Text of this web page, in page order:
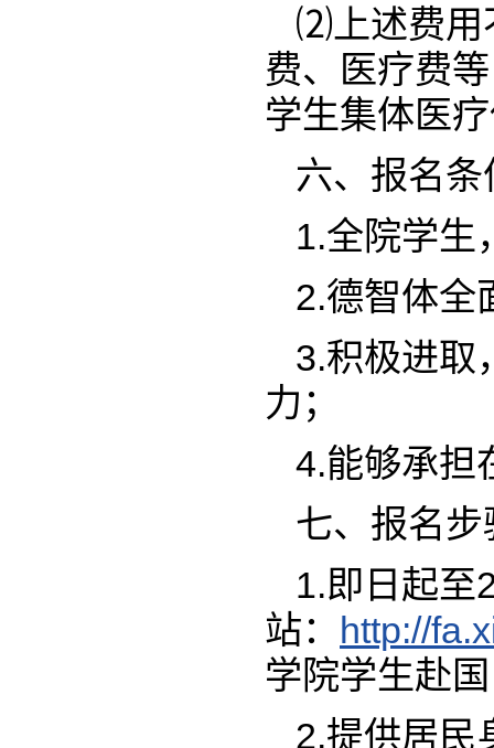
⑵上述费用
费、医疗费
学生集体医
六、报名条
1.全院学生
2.德智体全
3.积极进取
力；
4.能够承担
七、报名步
1.即日起至
站： http://
学院学生赴
2.提供居民